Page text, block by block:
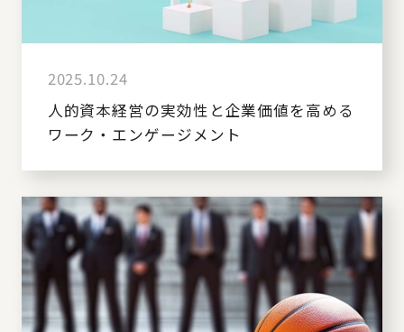
2025.10.24
人的資本経営の実効性と企業価値を高める
ワーク・エンゲージメント